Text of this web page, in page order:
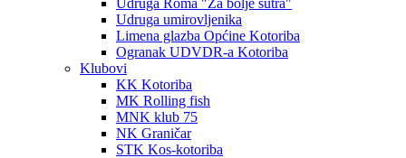
Udruga Roma "Za bolje sutra"
Udruga umirovljenika
Limena glazba Općine Kotoriba
Ogranak UDVDR-a Kotoriba
Klubovi
KK Kotoriba
MK Rolling fish
MNK klub 75
NK Graničar
STK Kos-kotoriba